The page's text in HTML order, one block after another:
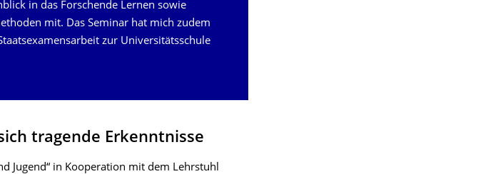
in das Forschende Lernen sowie
mit. Das Seminar hat mich zudem
zur Universitätsschule
tragende Erkenntnisse
Jugend“ in Kooperation mit dem Lehrstuhl